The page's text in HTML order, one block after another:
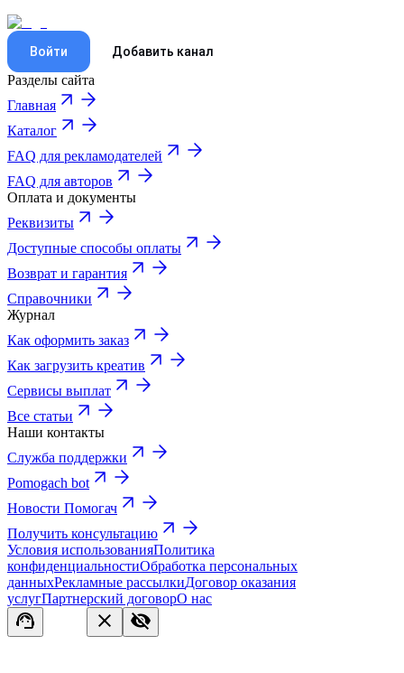
Войти Добавить канал
Разделы сайта
Главная
Каталог
FAQ для рекламодателей
FAQ для авторов
Оплата и документы
Реквизиты
Доступные способы оплаты
Возврат и гарантия
Справочники
Журнал
Как оформить заказ
Как загрузить креатив
Сервисы выплат
Все статьи
Наши контакты
Служба поддержки
Pomogach bot
Новости Помогач
Получить консультацию
Условия использованияПолитика
конфиденциальностиОбработка персональных
данныхРекламные рассылкиДоговор оказания
услугПартнерский договорО нас